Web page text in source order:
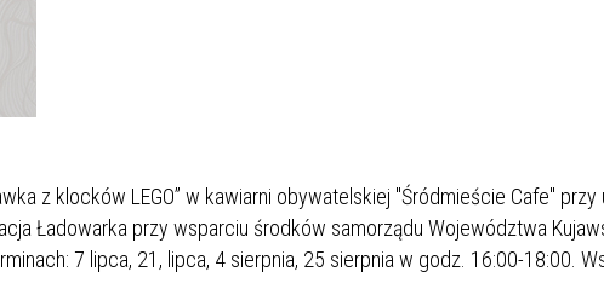
z klocków LEGO” w kawiarni obywatelskiej "Śródmieście Cafe" przy
Ładowarka przy wsparciu środków samorządu Województwa
7 lipca, 21, lipca, 4 sierpnia, 25 sierpnia w godz. 16:00-18:00.